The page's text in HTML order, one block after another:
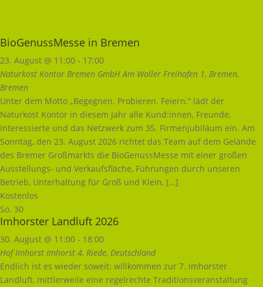
BioGenussMesse in Bremen
23. August @ 11:00 - 17:00
Naturkost Kontor Bremen GmbHAm Waller Freihafen 1, Bremen,
Bremen
Unter dem Motto „Begegnen. Probieren. Feiern.“ lädt der
Naturkost Kontor in diesem Jahr alle Kund:innen, Freunde,
Interessierte und das Netzwerk zum 35. Firmenjubiläum ein. Am
Sonntag, den 23. August 2026 richtet das Team auf dem Gelände
des Bremer Großmarkts die BioGenussMesse mit einer großen
Ausstellungs- und Verkaufsfläche, Führungen durch unseren
Betrieb, Unterhaltung für Groß und Klein, […]
Kostenlos
So. 30
Imhorster Landluft 2026
30. August @ 11:00 - 18:00
Hof Imhorst Imhorst 4, Riede, Deutschland
Endlich ist es wieder soweit: willkommen zur 7. Imhorster
Landluft, mittlerweile eine regelrechte Traditionsveranstaltung